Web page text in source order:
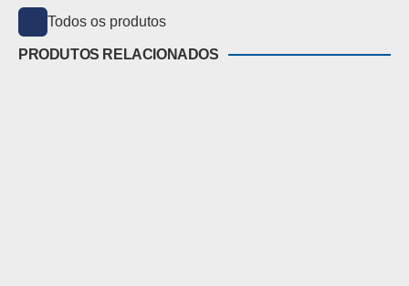
Todos os produtos
PRODUTOS RELACIONADOS